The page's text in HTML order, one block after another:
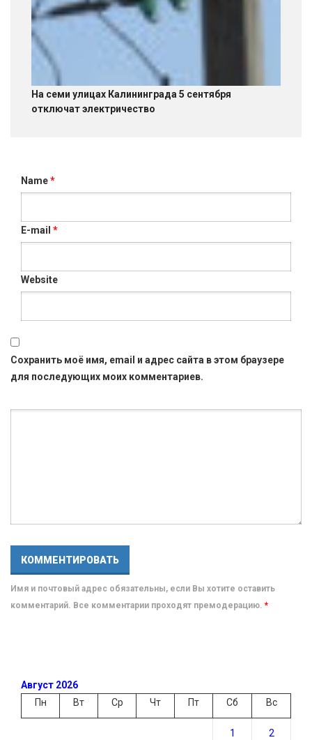
На семи улицах Калининграда 5 сентября
отключат электричество
Name*
E-mail *
Website
Сохранить моё имя, email и адрес сайта в этом браузере
для последующих моих комментариев.
Имя и почтовый адрес обязательны, если Вы хотите оставить
комментарий. Все комментарии проходят премодерацию. *
Август 2026
Пн
Вт Ср Чт Пт Сб Вс
1 2